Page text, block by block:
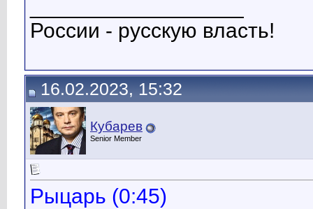
России - русскую власть!
16.02.2023, 15:32
Кубарев
Senior Member
Рыцарь (0:45)